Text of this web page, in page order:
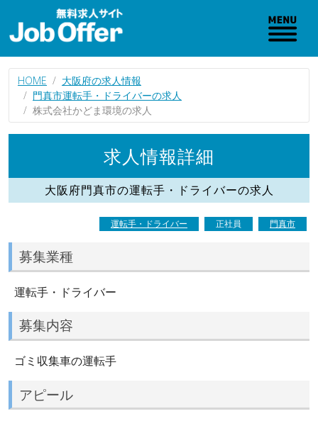
HOME
大阪府の求人情報
門真市運転手・ドライバーの求人
株式会社かどま環境の求人
求人情報詳細
大阪府門真市の運転手・ドライバーの求人
運転手・ドライバー 正社員 門真市
募集業種
運転手・ドライバー
募集内容
ゴミ収集車の運転手
アピール